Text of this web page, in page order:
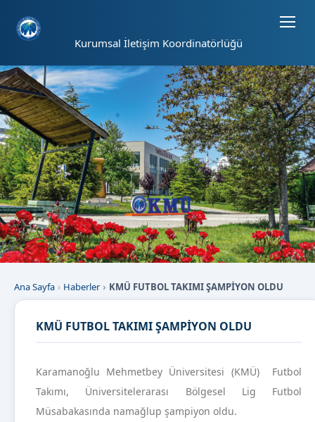
Kurumsal İletişim Koordinatörlüğü
Ana Sayfa Haberler KMÜ FUTBOL TAKIMI ŞAMPİYON OLDU
KMÜ FUTBOL TAKIMI ŞAMPİYON OLDU
Karamanoğlu Mehmetbey Üniversitesi (KMÜ) Futbol
Takımı, Üniversitelerarası Bölgesel Lig Futbol
Müsabakasında namağlup şampiyon oldu.